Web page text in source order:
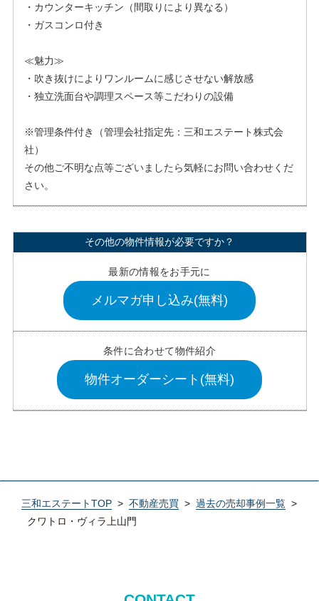
・カウンターキッチン（間取りにより異なる）
・ガスコンロ付き
≪魅力≫
・吹き抜けによりワンルームに感じさせない解放感
・独立洗面台や調理スペース等こだわりの設備
※管理条件付き（管理会社指定先：三和エステート株式会
社）
その他ご不明な点等ございましたら気軽にお問い合わせくだ
さい。
その他の物件情報が必要ですか？
最新の情報をお手元に
メルマガ申し込み(無料)
条件に合わせて物件紹介
物件オーダーシート(無料)
三和エステートTOP > 不動産売買 > 過去の売却事例一覧 >
クワトロ・ヴィラ上山門